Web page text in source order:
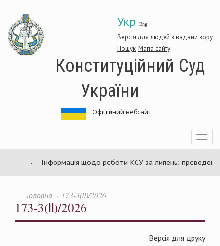
основного
матеріалу
Укр Eng
Версія для людей з вадами зору
Пошук Мапа сайту
Конституційний Суд
України
Офіційний вебсайт
Toggle
Інформація щодо роботи КСУ за липень: проведено
Головна 173-3(ІІ)/2026
173-3(ІІ)/2026
Версія для друку